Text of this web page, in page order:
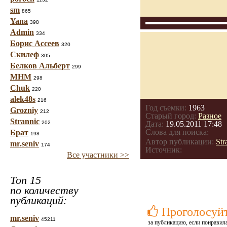
sm 865
Yana 398
Admin 334
Борис Ассеев 320
Скилеф 305
Белков Альберт 299
МНМ 298
Chuk 220
alek48s 216
Grozniy 212
Strannic 202
Брат 198
mr.seniv 174
Все участники >>
Топ 15
по количеству
публикаций:
mr.seniv 45211
Год съемки: 1963
Старый город: Разное
Дата: 19.05.2011 17:48
Слова для поиска:
Автор публикации:
Источник:
за публикацию, если